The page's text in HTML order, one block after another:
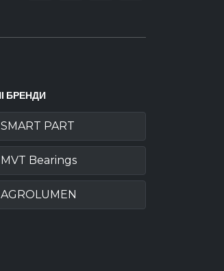
БРЕНДИ
SMART PART
MVT Bearings
AGROLUMEN